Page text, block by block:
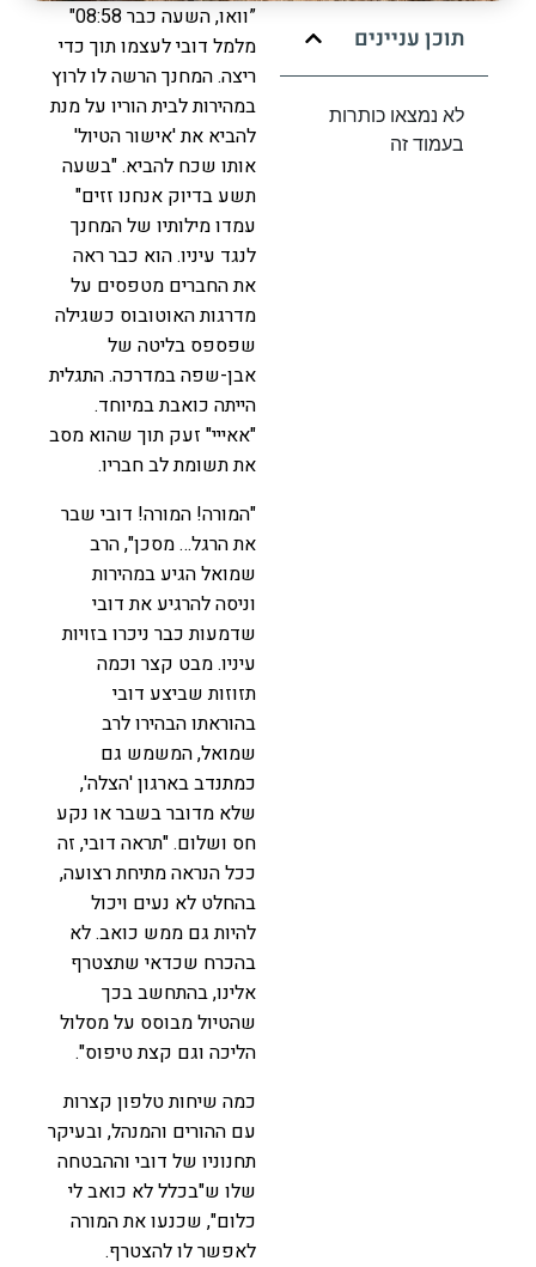
תוכן עניינים
לא נמצאו כותרות
בעמוד זה
”וואו, השעה כבר 08:58"
מלמל דובי לעצמו תוך כדי
ריצה. המחנך הרשה לו לרוץ
במהירות לבית הוריו על מנת
להביא את 'אישור הטיול'
אותו שכח להביא. "בשעה
תשע בדיוק אנחנו זזים"
עמדו מילותיו של המחנך
לנגד עיניו. הוא כבר ראה
את החברים מטפסים על
מדרגות האוטובוס כשגילה
שפספס בליטה של
אבן-שפה במדרכה. התגלית
הייתה כואבת במיוחד.
"אאייי" זעק תוך שהוא מסב
את תשומת לב חבריו.
"המורה! המורה! דובי שבר
את הרגל… מסכן", הרב
שמואל הגיע במהירות
וניסה להרגיע את דובי
שדמעות כבר ניכרו בזויות
עיניו. מבט קצר וכמה
תזוזות שביצע דובי
בהוראתו הבהירו לרב
שמואל, המשמש גם
כמתנדב בארגון 'הצלה',
שלא מדובר בשבר או נקע
חס ושלום. "תראה דובי, זה
ככל הנראה מתיחת רצועה,
בהחלט לא נעים ויכול
להיות גם ממש כואב. לא
בהכרח שכדאי שתצטרף
אלינו, בהתחשב בכך
שהטיול מבוסס על מסלול
הליכה וגם קצת טיפוס".
כמה שיחות טלפון קצרות
עם ההורים והמנהל, ובעיקר
תחנוניו של דובי וההבטחה
שלו ש"בכלל לא כואב לי
כלום", שכנעו את המורה
לאפשר לו להצטרף.